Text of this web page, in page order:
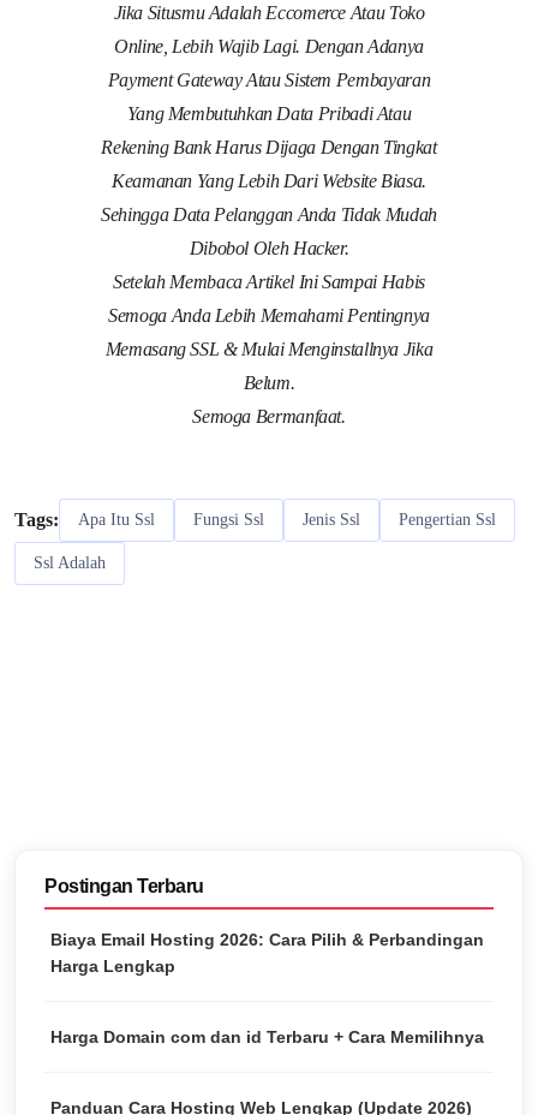
Jika Situsmu Adalah Eccomerce Atau Toko
Online, Lebih Wajib Lagi. Dengan Adanya
Payment Gateway Atau Sistem Pembayaran
Yang Membutuhkan Data Pribadi Atau
Rekening Bank Harus Dijaga Dengan Tingkat
Keamanan Yang Lebih Dari Website Biasa.
Sehingga Data Pelanggan Anda Tidak Mudah
Dibobol Oleh Hacker.
Setelah Membaca Artikel Ini Sampai Habis
Semoga Anda Lebih Memahami Pentingnya
Memasang SSL & Mulai Menginstallnya Jika
Belum.
Semoga Bermanfaat.
Tags: Apa Itu Ssl Fungsi Ssl Jenis Ssl Pengertian Ssl
Ssl Adalah
Postingan Terbaru
Biaya Email Hosting 2026: Cara Pilih & Perbandingan
Harga Lengkap
Harga Domain com dan id Terbaru + Cara Memilihnya
Panduan Cara Hosting Web Lengkap (Update 2026)